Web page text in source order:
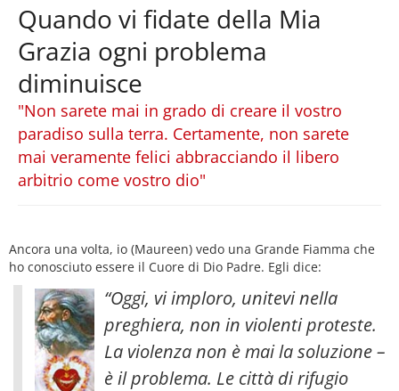
Quando vi fidate della Mia
Grazia ogni problema
diminuisce
"Non sarete mai in grado di creare il vostro
paradiso sulla terra. Certamente, non sarete
mai veramente felici abbracciando il libero
arbitrio come vostro dio"
Ancora una volta, io (Maureen) vedo una Grande Fiamma che
ho conosciuto essere il Cuore di Dio Padre. Egli dice:
“Oggi, vi imploro, unitevi nella
preghiera, non in violenti proteste.
La violenza non è mai la soluzione –
è il problema. Le città di rifugio